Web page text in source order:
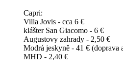
Capri:
Villa Jovis - cca 6 €
klášter San Giacomo - 6 €
Augustovy zahrady - 2,50 €
Modrá jeskyně - 41 € (doprava
MHD - 2,40 €